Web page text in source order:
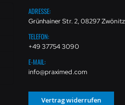
ADRESSE:
Grünhainer Str. 2, 08297
TELEFON:
+49 37754 3090
E-MAIL:
info@praximed.com
Vertrag widerrufen